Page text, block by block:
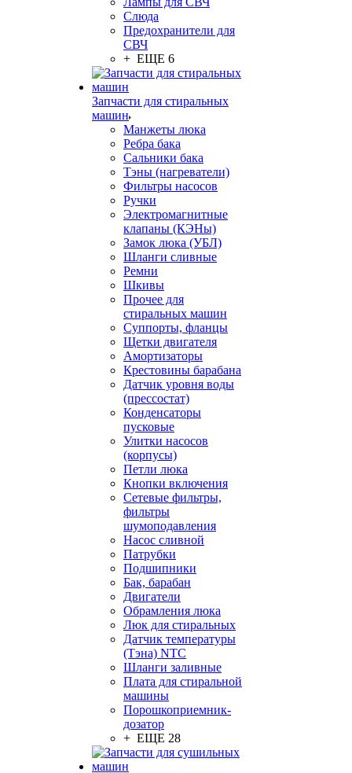
Слюда
Предохранители для
СВЧ
+ ЕЩЕ 6
Запчасти для стиральных
машин
Манжеты люка
Ребра бака
Сальники бака
Тэны (нагреватели)
Фильтры насосов
Ручки
Электромагнитные
клапаны (КЭНы)
Замок люка (УБЛ)
Шланги сливные
Ремни
Шкивы
Прочее для
стиральных машин
Суппорты, фланцы
Щетки двигателя
Амортизаторы
Крестовины барабана
Датчик уровня воды
(прессостат)
Конденсаторы
пусковые
Улитки насосов
(корпусы)
Петли люка
Кнопки включения
Сетевые фильтры,
фильтры
шумоподавления
Насос сливной
Патрубки
Подшипники
Бак, барабан
Двигатели
Обрамления люка
Люк для стиральных
Датчик температуры
(Тэна) NTC
Шланги заливные
Плата для стиральной
машины
Порошкоприемник-
дозатор
+ ЕЩЕ 28